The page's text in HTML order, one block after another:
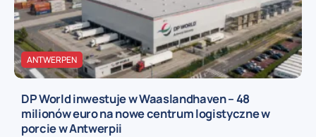
ANTWERPEN
DP World inwestuje w Waaslandhaven – 48
milionów euro na nowe centrum logistyczne w
porcie w Antwerpii